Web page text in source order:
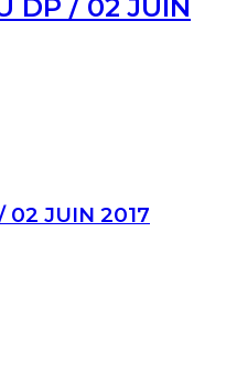
DP / 02 JUIN
02 JUIN 2017